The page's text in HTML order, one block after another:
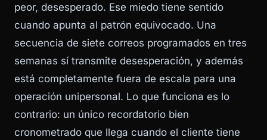
peor, desesperado. Ese miedo tiene sentido
cuando apunta al patrón equivocado. Una
secuencia de siete correos programados en tres
semanas sí transmite desesperación, y además
está completamente fuera de escala para una
operación unipersonal. Lo que funciona es lo
contrario: un único recordatorio bien
cronometrado que llega cuando el cliente tiene